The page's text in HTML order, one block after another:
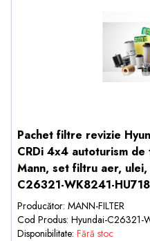
Pachet filtre revizie
CRDi 4x4 autoturism
Mann, set filtru aer,
C26321-WK8241-
Producător: MANN-FILTER
Cod Produs: Hyundai-C26321-
Disponibilitate: Fără stoc